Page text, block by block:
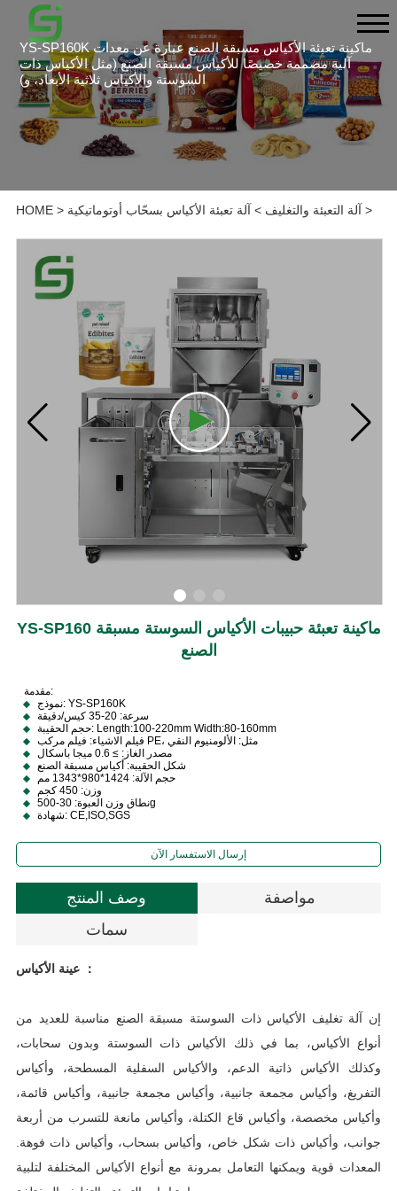
YS-SP160K ماكينة تعبئة الأكياس مسبقة الصنع عبارة عن معدات
آلية مصممة خصيصًا للأكياس مسبقة الصنع (مثل الأكياس ذات
السوستة والأكياس ثلاثية الأبعاد، و)
HOME> آلة التعبئة والتغليف > آلة تعبئة الأكياس بسحّاب أوتوماتيكية >
YS-SP160 ماكينة تعبئة حبيبات الأكياس السوستة مسبقة
الصنع
مقدمة:
نموذج: YS-SP160K
سرعة: 20-35 كيس/دقيقة
حجم الحقيبة: Length:100-220mm Width:80-160mm
فيلم الاشياء: فيلم مركب PE، مثل: الألومنيوم النقي
مصدر الغاز: ≥ 0.6 ميجا باسكال
شكل الحقيبة: أكياس مسبقة الصنع
حجم الآلة: 1424*980*1343 مم
وزن: 450 كجم
نطاق وزن العبوة: 30-500g
شهادة: CE,ISO,SGS
إرسال الاستفسار الآن
وصف المنتج
مواصفة
سمات
عينة الأكياس ：
إن آلة تغليف الأكياس ذات السوستة مسبقة الصنع مناسبة للعديد من
أنواع الأكياس، بما في ذلك الأكياس ذات السوستة وبدون سحابات،
وكذلك الأكياس ذاتية الدعم، والأكياس السفلية المسطحة، وأكياس
التفريغ، وأكياس مجمعة جانبية، وأكياس مجمعة جانبية، وأكياس قائمة،
وأكياس مخصصة، وأكياس قاع الكتلة، وأكياس مانعة للتسرب من أربعة
جوانب، وأكياس ذات شكل خاص، وأكياس بسحاب، وأكياس ذات فوهة.
المعدات قوية ويمكنها التعامل بمرونة مع أنواع الأكياس المختلفة لتلبية